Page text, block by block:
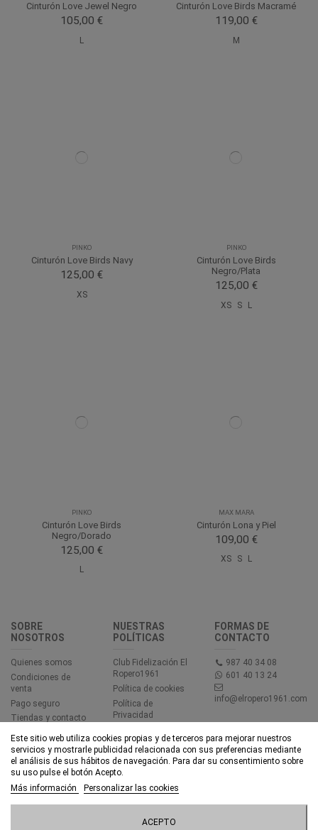
Cinturón Love Jewel Negro
105,00 €
L
Cinturón Love Birds Macramé
119,00 €
M
PINKO
Cinturón Love Birds Navy
125,00 €
XS
PINKO
Cinturón Love Birds
Negro/Plata
125,00 €
XS S L
PINKO
Cinturón Love Birds
Negro/Dorado
125,00 €
L
MAX MARA
Cinturón Lona y Piel
109,00 €
XS S L
SOBRE
NOSOTROS
Quienes somos
Condiciones de
venta
Pago seguro
Tiendas y contacto
NUESTRAS
POLÍTICAS
Club Fidelización El
Ropero1961
Política de cookies
Política de
Privacidad
Accesibilidad
FORMAS DE
CONTACTO
987 40 34 08
601 40 13 24
info@elropero1961.com
Este sitio web utiliza cookies propias y de terceros para mejorar nuestros
servicios y mostrarle publicidad relacionada con sus preferencias mediante
el análisis de sus hábitos de navegación. Para dar su consentimiento sobre
su uso pulse el botón Acepto.
Más información
Personalizar las cookies
ACEPTO
© EL ROPERO 1961 - Todos los derechos reservados - Powered by